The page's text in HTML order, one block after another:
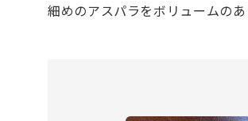
細めのアスパラをボリュームの